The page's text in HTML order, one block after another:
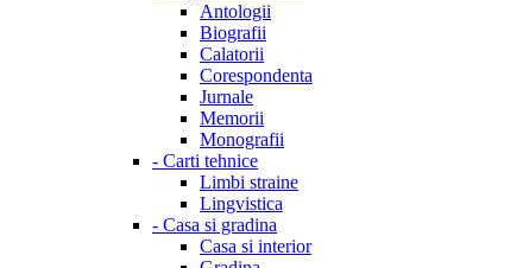
Antologii
Biografii
Calatorii
Corespondenta
Jurnale
Memorii
Monografii
- Carti tehnice
Limbi straine
Lingvistica
- Casa si gradina
Casa si interior